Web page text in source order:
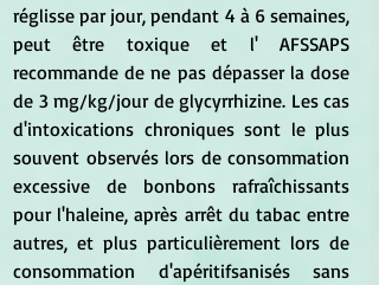
réglisse par jour, pendant 4 à 6 semaines,
peut être toxique et l' AFSSAPS
recommande de ne pas dépasser la dose
de 3 mg/kg/jour de glycyrrhizine. Les cas
d'intoxications chroniques sont le plus
souvent observés lors de consommation
excessive de bonbons rafraîchissants
pour l'haleine, après arrêt du tabac entre
autres, et plus particulièrement lors de
consommation d'apéritifsanisés sans